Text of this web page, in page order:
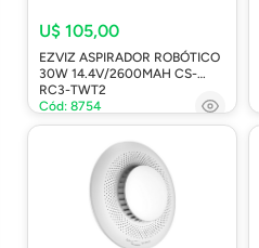
U$ 105,00
EZVIZ ASPIRADOR ROBÓTICO
30W 14.4V/2600MAH CS-
RC3-TWT2
Cód: 8754